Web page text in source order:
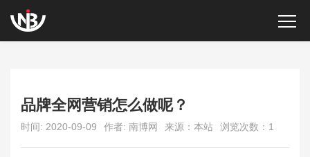
品牌全网营销怎么做呢？
时间: 2020-09-09 作者: 南博网 来源：本站 浏览次数：1